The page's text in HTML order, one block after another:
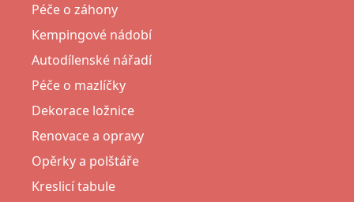
Péče o záhony
Kempingové nádobí
Autodílenské nářadí
Péče o mazlíčky
Dekorace ložnice
Renovace a opravy
Opěrky a polštáře
Kreslicí tabule